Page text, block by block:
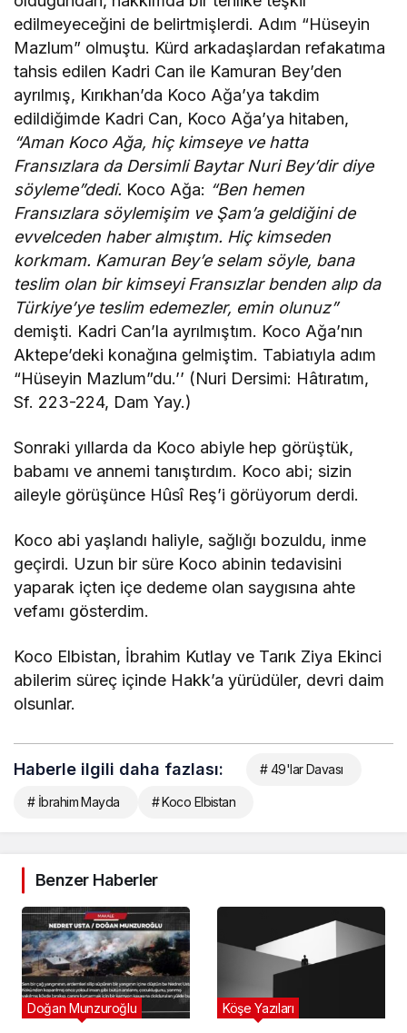
edilmeyeceğini de belirtmişlerdi. Adım “Hüseyin
Mazlum” olmuştu. Kürd arkadaşlardan refakatıma
tahsis edilen Kadri Can ile Kamuran Bey’den
ayrılmış, Kırıkhan’da Koco Ağa’ya takdim
edildiğimde Kadri Can, Koco Ağa’ya hitaben,
“Aman Koco Ağa, hiç kimseye ve hatta
Fransızlara da Dersimli Baytar Nuri Bey’dir diye
söyleme”dedi. Koco Ağa: “Ben hemen
Fransızlara söylemişim ve Şam’a geldiğini de
evvelceden haber almıştım. Hiç kimseden
korkmam. Kamuran Bey’e selam söyle, bana
teslim olan bir kimseyi Fransızlar benden alıp da
Türkiye’ye teslim edemezler, emin olunuz”
demişti. Kadri Can’la ayrılmıştım. Koco Ağa’nın
Aktepe’deki konağına gelmiştim. Tabiatıyla adım
“Hüseyin Mazlum”du.’’ (Nuri Dersimi: Hâtıratım,
Sf. 223-224, Dam Yay.)
Sonraki yıllarda da Koco abiyle hep görüştük,
babamı ve annemi tanıştırdım. Koco abi; sizin
aileyle görüşünce Hûsî Reş’i görüyorum derdi.
Koco abi yaşlandı haliyle, sağlığı bozuldu, inme
geçirdi. Uzun bir süre Koco abinin tedavisini
yaparak içten içe dedeme olan saygısına ahte
vefamı gösterdim.
Koco Elbistan, İbrahim Kutlay ve Tarık Ziya Ekinci
abilerim süreç içinde Hakk’a yürüdüler, devri daim
olsunlar.
Haberle ilgili daha fazlası: # 49'lar Davası
# İbrahim Mayda # Koco Elbistan
Benzer Haberler
Doğan Munzuroğlu Köşe Yazıları